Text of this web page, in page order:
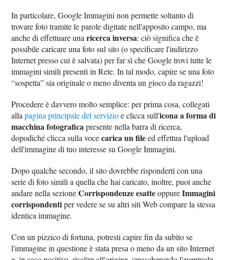
In particolare, Google Immagini non permette soltanto di
trovare foto tramite le parole digitate nell'apposito campo, ma
anche di effettuare unaricerca inversa: ciò significa che è
possibile caricare una foto sul sito (o specificare l'indirizzo
Internet presso cui è salvata) per far sì che Google trovi tutte le
immagini simili presenti in Rete. In tal modo, capire se una foto
“sospetta” sia originale o meno diventa un gioco da ragazzi!
Procedere è davvero molto semplice: per prima cosa, collegati
allapagina principale del servizioe clicca sull'icona a forma di
macchina fotograficapresente nella barra di ricerca,
dopodiché clicca sulla vocecarica un fileed effettua l'upload
dell'immagine di tuo interesse su Google Immagini.
Dopo qualche secondo, il sito dovrebbe risponderti con una
serie di foto simili a quella che hai caricato, inoltre, puoi anche
andare nella sezioneCorrispondenze esatteoppureImmagini
corrispondentiper vedere se su altri siti Web compare la stessa
identica immagine.
Con un pizzico di fortuna, potresti capire fin da subito se
l'immagine in questione è stata presa o meno da un sito Internet